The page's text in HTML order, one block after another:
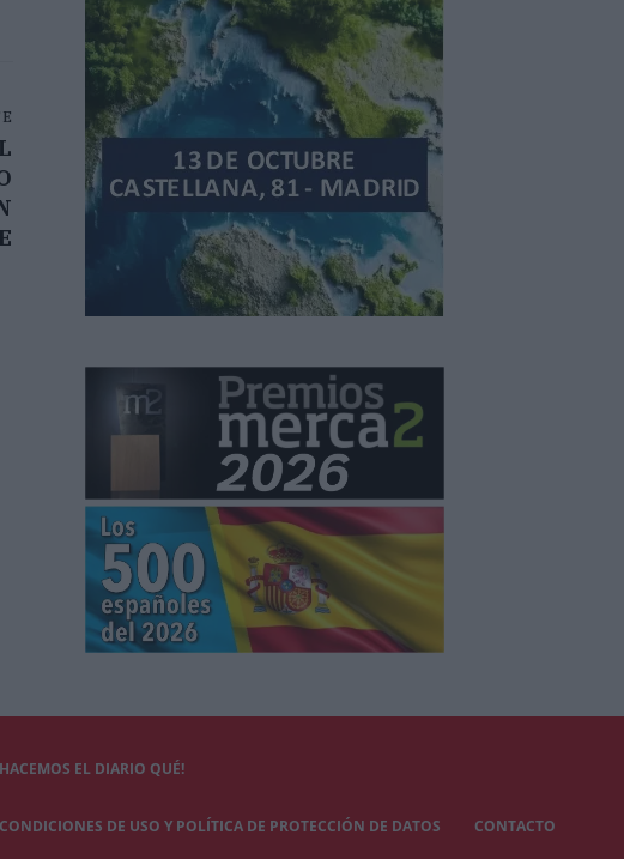
HACEMOS EL DIARIO QUÉ!
CONDICIONES DE USO Y POLÍTICA DE PROTECCIÓN DE DATOS CONTACTO